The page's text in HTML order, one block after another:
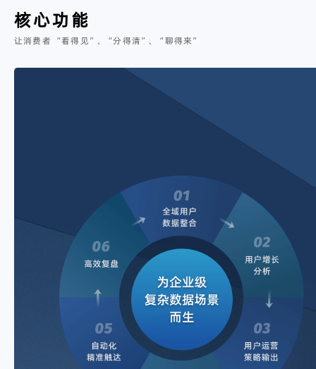
核心功能
让消费者 “看得见”、“分得清”、“聊得来”